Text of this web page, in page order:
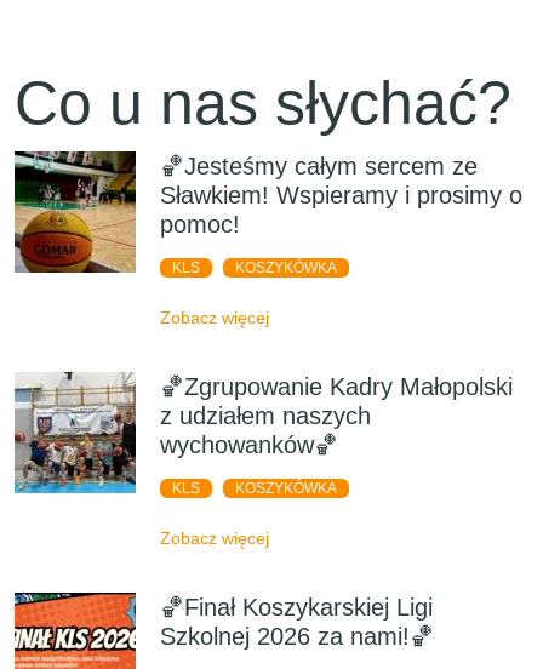
Co u nas słychać?
🏀Jesteśmy całym sercem ze
Sławkiem! Wspieramy i prosimy o
pomoc!
KLS KOSZYKÓWKA
Zobacz więcej
🏀Zgrupowanie Kadry Małopolski
z udziałem naszych
wychowanków🏀
KLS KOSZYKÓWKA
Zobacz więcej
🏀Finał Koszykarskiej Ligi
Szkolnej 2026 za nami!🏀